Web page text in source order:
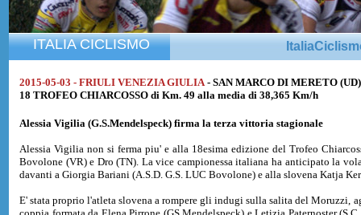
ITALIA CICLISMO
2015-05-03 - FRIULI VENEZIA GIULIA - SAN MARCO DI MERETO (UD)
18 TROFEO CHIARCOSSO di Km. 49 alla media di 38,365 Km/h
Alessia Vigilia (G.S.Mendelspeck) firma la terza vittoria stagionale
Alessia Vigilia non si ferma piu' e alla 18esima edizione del Trofeo
Bovolone (VR) e Dro (TN). La vice campionessa italiana ha anticipato la
davanti a Giorgia Bariani (A.S.D. G.S. LUC Bovolone) e alla slovena Katja
E' stata proprio l'atleta slovena a rompere gli indugi sulla salita del Moruzzi,